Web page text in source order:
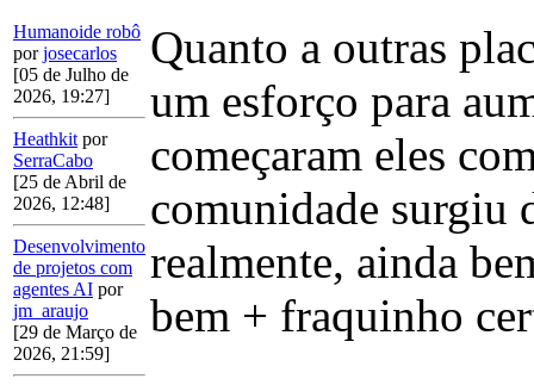
Humanoide robô
porjosecarlos
[05 de Julho de
2026, 19:27]
Heathkit por
SerraCabo
[25 de Abril de
2026, 12:48]
Desenvolvimento
de projetos com
agentes AI por
jm_araujo
[29 de Março de
2026, 21:59]
Quanto a outras
um esforço para
começaram eles
comunidade surgiu
realmente, ainda
bem + fraquinho